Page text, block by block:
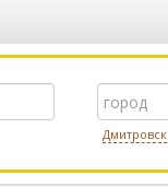
Дмитровск